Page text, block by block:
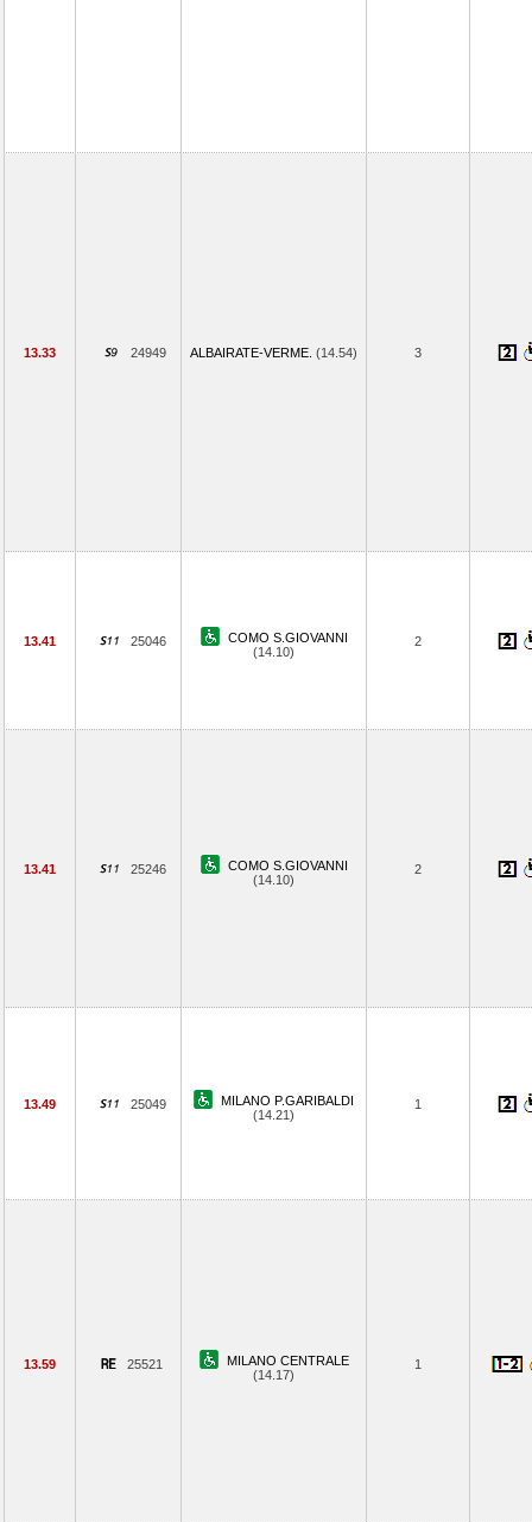
13.33 24949 ALBAIRATE-VERME. (14.54) 3
13.41 25046
COMO S.GIOVANNI
(14.10)
2
13.41 25246
COMO S.GIOVANNI
(14.10)
2
13.49 25049
MILANO P.GARIBALDI
(14.21)
1
13.59 25521
MILANO CENTRALE
(14.17)
1